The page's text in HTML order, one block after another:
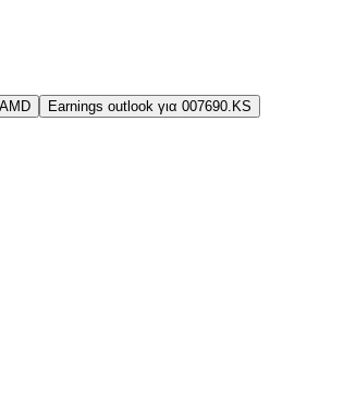
Earnings outlook για 007690.KS